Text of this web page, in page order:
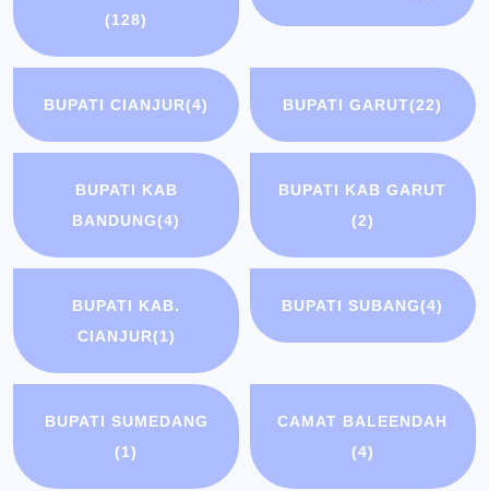
(128)
BUPATI CIANJUR(4) BUPATI GARUT(22)
BUPATI KAB
BANDUNG(4)
BUPATI KAB GARUT
(2)
BUPATI KAB.
CIANJUR(1)
BUPATI SUBANG(4)
BUPATI SUMEDANG
(1)
CAMAT BALEENDAH
(4)